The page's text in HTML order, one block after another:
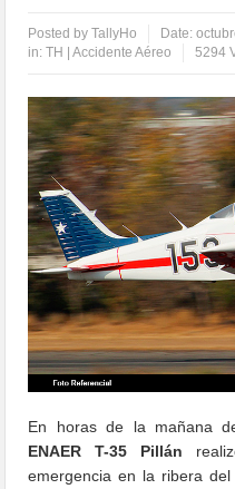
Posted byTallyHo Date:
in:TH | Accidente Aéreo 5294
En horas de la mañana
ENAER T-35 Pillán
emergencia en la ribera